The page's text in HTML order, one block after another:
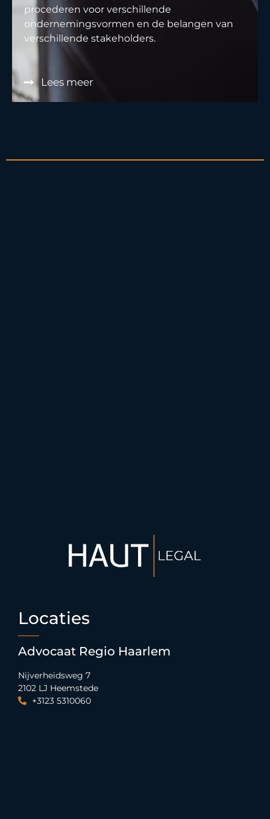
procederen voor verschillende
ondernemingsvormen en de belangen van
verschillende stakeholders.
Lees meer
Locaties
Advocaat Regio Haarlem
Nijverheidsweg 7
2102 LJ Heemstede
+3123 5310060